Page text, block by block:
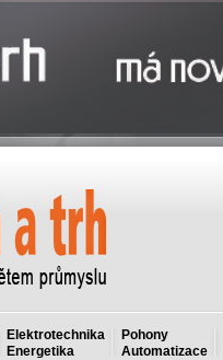
Elektrotechnika
Energetika
Pohony
Automatizace